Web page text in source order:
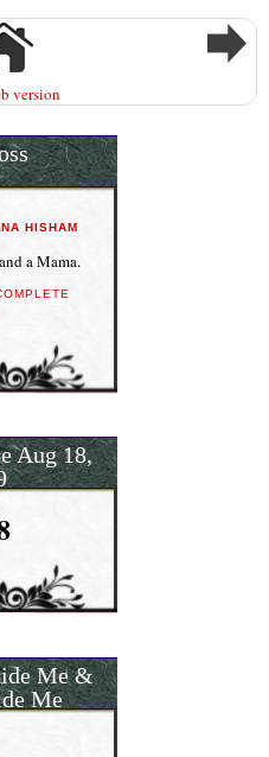
version
HISHAM
a Mama.
Aug 18,
Me &
Me